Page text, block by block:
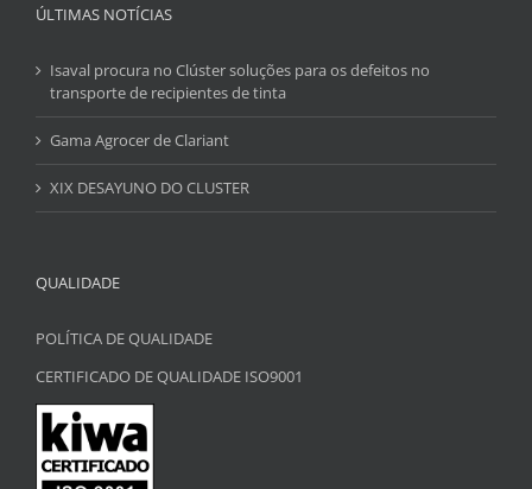
ÚLTIMAS NOTÍCIAS
Isaval procura no Clúster soluções para os defeitos no
transporte de recipientes de tinta
Gama Agrocer de Clariant
XIX DESAYUNO DO CLUSTER
QUALIDADE
POLÍTICA DE QUALIDADE
CERTIFICADO DE QUALIDADE ISO9001